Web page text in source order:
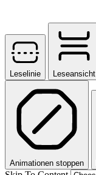
Leselinie Leseansicht
Animationen stoppen